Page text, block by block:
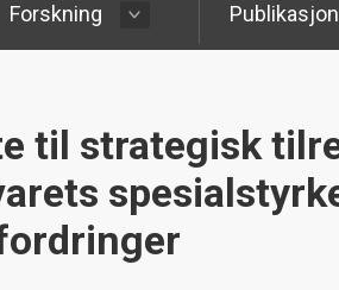
Forskning
til strategisk